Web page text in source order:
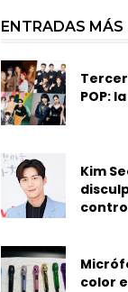
ENTRADAS MÁS
POP:
Kim
color